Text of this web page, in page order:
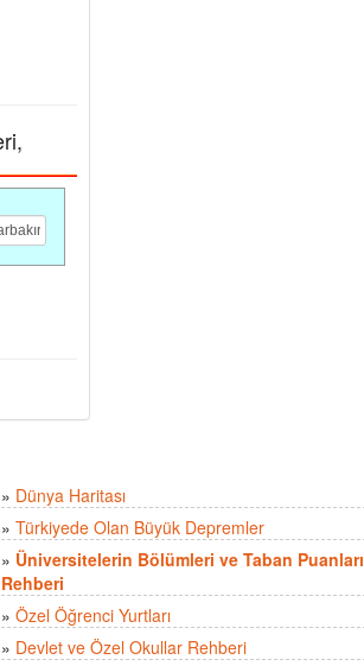
» Dünya Haritası
» Türkiyede Olan Büyük Depremler
» Üniversitelerin Bölümleri ve Taban Puanları
Rehberi
» Özel Öğrenci Yurtları
» Devlet ve Özel Okullar Rehberi